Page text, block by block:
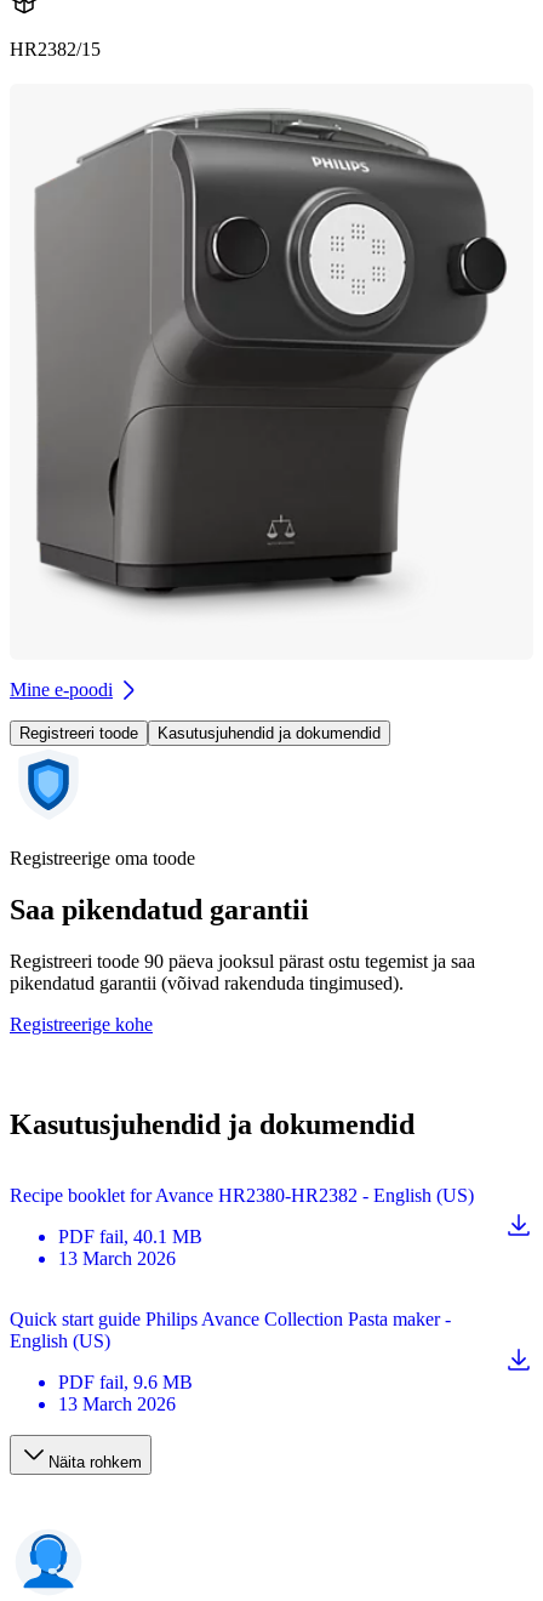
HR2382/15
Mine e-poodi
Registreeri toode Kasutusjuhendid ja dokumendid
Registreerige oma toode
Saa pikendatud garantii
Registreeri toode 90 päeva jooksul pärast ostu tegemist ja saa
pikendatud garantii (võivad rakenduda tingimused).
Registreerige kohe
Kasutusjuhendid ja dokumendid
Recipe booklet for Avance HR2380-HR2382 - English (US)
PDF fail, 40.1 MB
13 March 2026
Quick start guide Philips Avance Collection Pasta maker -
English (US)
PDF fail, 9.6 MB
13 March 2026
Näita rohkem